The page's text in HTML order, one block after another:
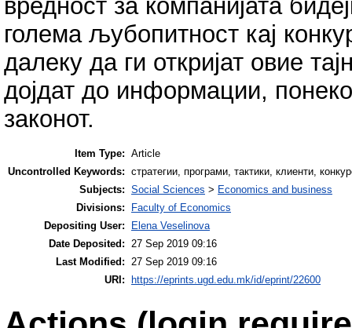
вредност за компанијата
голема љубопитност кај
далеку да ги откријат овие
дојдат до информации,
законот.
Item Type: Article
Uncontrolled Keywords: стратегии, програми, тактики, клиенти,
Subjects: Social Sciences > Economics and business
Divisions:
Faculty of Economics
Depositing User:
Elena Veselinova
Date Deposited: 27 Sep 2019 09:16
Last Modified: 27 Sep 2019 09:16
URI:
https://eprints.ugd.edu.mk/id/eprint/22600